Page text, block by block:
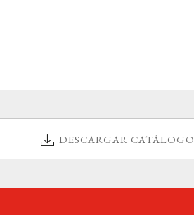
DESCARGAR CATÁLOGO